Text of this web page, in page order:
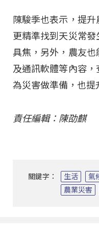
陳駿季也表示，提
更精準找到天災常
具焦，另外，農友
及通訊軟體等內容
為災害做準備，也提
責任編輯：陳劭麒
關鍵字： 生活 氣
農業災害